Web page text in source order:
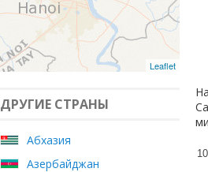
Leaflet
ДРУГИЕ СТРАНЫ
Абхазия
Азербайджан